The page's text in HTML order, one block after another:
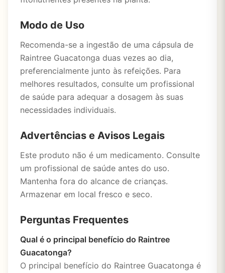
Modo de Uso
Recomenda-se a ingestão de uma cápsula de
Raintree Guacatonga duas vezes ao dia,
preferencialmente junto às refeições. Para
melhores resultados, consulte um profissional
de saúde para adequar a dosagem às suas
necessidades individuais.
Advertências e Avisos Legais
Este produto não é um medicamento. Consulte
um profissional de saúde antes do uso.
Mantenha fora do alcance de crianças.
Armazenar em local fresco e seco.
Perguntas Frequentes
Qual é o principal benefício do Raintree
Guacatonga?
O principal benefício do Raintree Guacatonga é